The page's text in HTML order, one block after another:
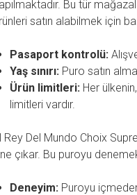
Bu tür
satın alabilmek için
Pasaport kontrolü:
Yaş sınırı:Puro satın
Ürün limitleri:Her
limitleri vardır.
Rey Del Mundo Choix
çıkar. Bu puroyu
Deneyim:Puroyu